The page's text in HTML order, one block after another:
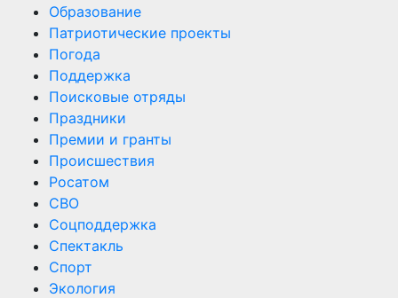
Образование
Патриотические проекты
Погода
Поддержка
Поисковые отряды
Праздники
Премии и гранты
Происшествия
Росатом
СВО
Соцподдержка
Спектакль
Спорт
Экология